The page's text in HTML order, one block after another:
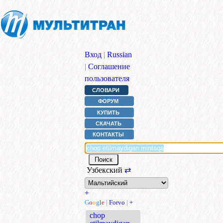
Вход | Russian
| Соглашение
пользователя
СЛОВАРИ
ФОРУМ
КУПИТЬ
СКАЧАТЬ
КОНТАКТЫ
Узбекский ⇄
+
Google | Forvo | +
chop